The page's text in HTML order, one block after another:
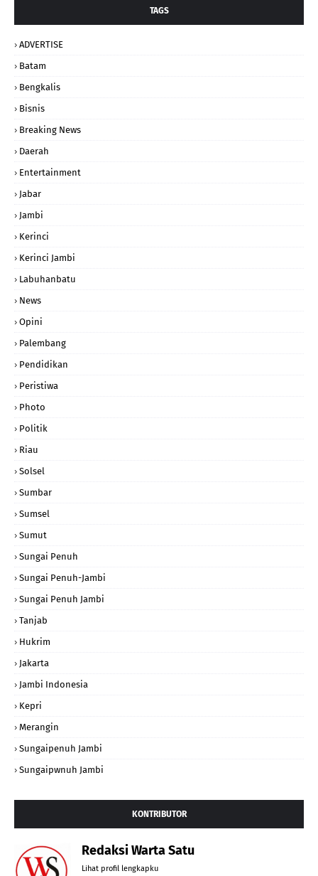
TAGS
ADVERTISE
Batam
Bengkalis
Bisnis
Breaking News
Daerah
Entertainment
Jabar
Jambi
Kerinci
Kerinci Jambi
Labuhanbatu
News
Opini
Palembang
Pendidikan
Peristiwa
Photo
Politik
Riau
Solsel
Sumbar
Sumsel
Sumut
Sungai Penuh
Sungai Penuh-Jambi
Sungai Penuh Jambi
Tanjab
Hukrim
Jakarta
Jambi Indonesia
Kepri
Merangin
Sungaipenuh Jambi
Sungaipwnuh Jambi
KONTRIBUTOR
Redaksi Warta Satu
Lihat profil lengkapku